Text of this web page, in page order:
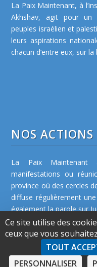
La Paix Maintenant, à
Akhshav, agit pour un
peuples israélien et
leurs aspirations
chacun d’entre eux, sur la
NOS ACTIONS
La Paix Maintenant
manifestations ou
province où des cercles
diffuse régulièrement
également la parole sur
Ce site utilise des
ceux que vous
TOUT
PERSONNALISER